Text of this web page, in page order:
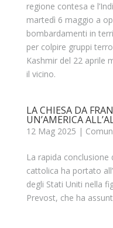
regione contesa e
martedì 6 maggio a
bombardamenti in
per colpire gruppi
Kashmir del 22 aprile
il vicino.
LA CHIESA DA
UN’AMERICA
12 Mag 2025 |
La rapida conclusione
cattolica ha portato
degli Stati Uniti nella
Prevost, che ha